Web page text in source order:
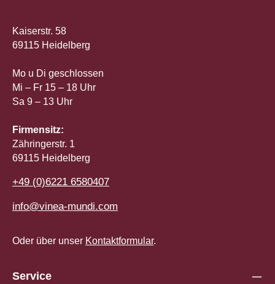
Kaiserstr. 58
69115 Heidelberg
Mo u Di geschlossen
Mi – Fr 15 – 18 Uhr
Sa 9 – 13 Uhr
Firmensitz:
Zähringerstr. 1
69115 Heidelberg
+49 (0)6221 6580407
info@vinea-mundi.com
Oder über unser Kontaktformular.
Service